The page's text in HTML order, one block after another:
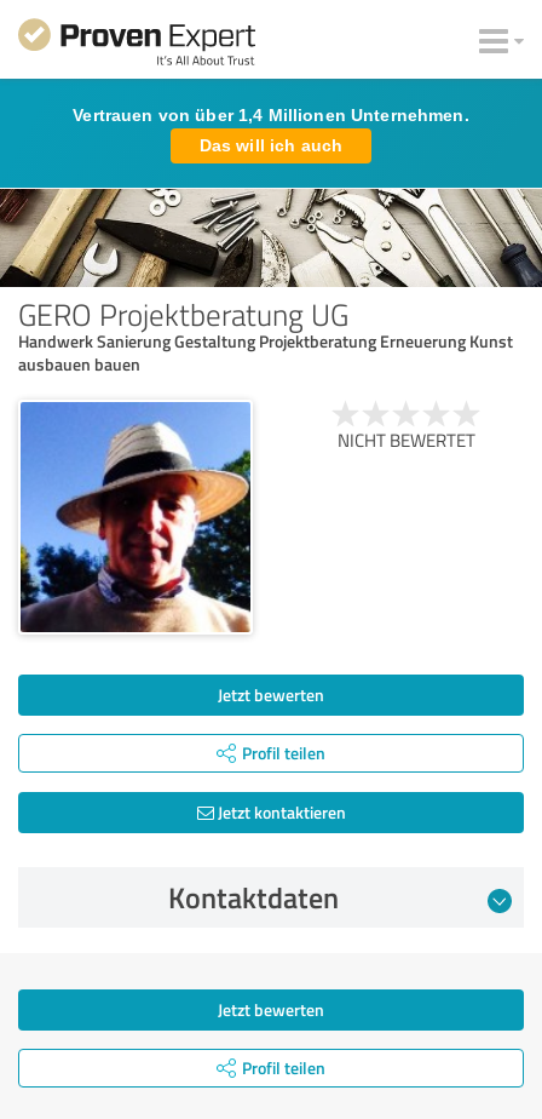
Vertrauen von über 1,4 Millionen Unternehmen.
Das will ich auch
GERO Projektberatung UG
Handwerk Sanierung Gestaltung Projektberatung Erneuerung Kunst
ausbauen bauen
NICHT BEWERTET
Jetzt bewerten
Profil teilen
Jetzt kontaktieren
Kontaktdaten
Jetzt bewerten
Profil teilen